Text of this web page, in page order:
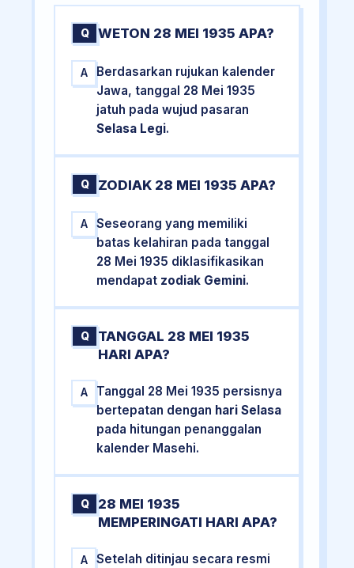
Q WETON 28 MEI 1935 APA?
A
Berdasarkan rujukan kalender
Jawa, tanggal 28 Mei 1935
jatuh pada wujud pasaran
Selasa Legi.
Q ZODIAK 28 MEI 1935 APA?
A
Seseorang yang memiliki
batas kelahiran pada tanggal
28 Mei 1935 diklasifikasikan
mendapat zodiak Gemini.
Q
TANGGAL 28 MEI 1935
HARI APA?
A
Tanggal 28 Mei 1935 persisnya
bertepatan dengan hari Selasa
pada hitungan penanggalan
kalender Masehi.
Q
28 MEI 1935
MEMPERINGATI HARI APA?
A
Setelah ditinjau secara resmi